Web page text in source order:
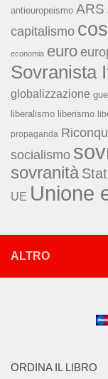
antieuropeismo ARS
capitalismo
economia euro
Sovranista
globalizzazione
liberalismo liberismo
propaganda
socialismo
sovranità
UE Unione
ALTRO
ORDINA IL LIBRO